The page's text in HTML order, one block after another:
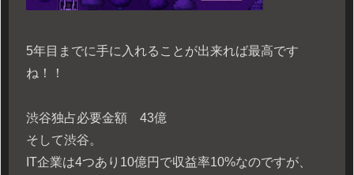
5年目までに手に入れることが出来れば最高です
ね！！
渋谷独占必要金額 43億
そして渋谷。
IT企業は4つあり10億円で収益率10%なのですが、